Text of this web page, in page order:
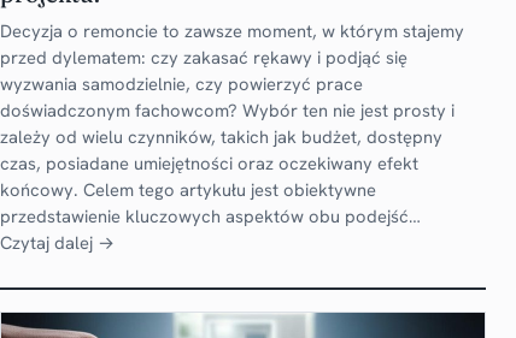
Decyzja o remoncie to zawsze moment, w którym stajemy
przed dylematem: czy zakasać rękawy i podjąć się
wyzwania samodzielnie, czy powierzyć prace
doświadczonym fachowcom? Wybór ten nie jest prosty i
zależy od wielu czynników, takich jak budżet, dostępny
czas, posiadane umiejętności oraz oczekiwany efekt
końcowy. Celem tego artykułu jest obiektywne
przedstawienie kluczowych aspektów obu podejść…
Czytaj dalej →